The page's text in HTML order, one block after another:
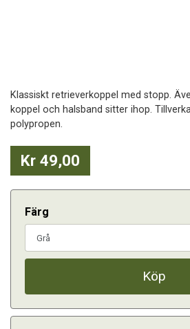
Klassiskt retrieverkoppel med stopp.
koppel och halsband sitter ihop.
polypropen.
Kr 49,00
Färg
Köp